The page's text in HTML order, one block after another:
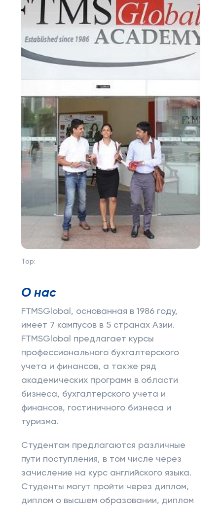
Top:
О нас
FTMSGlobal, основанная в 1986 году,
имеет 7 кампусов в 5 странах Азии.
FTMSGlobal предлагает курсы
профессионального бухгалтерского
учета и финансов, а также ряд
академических программ в области
бизнеса, бухгалтерского учета и
финансов, гостиничного бизнеса и
туризма.
Студентам предлагаются различные
пути поступления, в том числе через
зачисление на курс английского языка.
Студенты могут пройти через диплом,
диплом о высшем образовании, диплом